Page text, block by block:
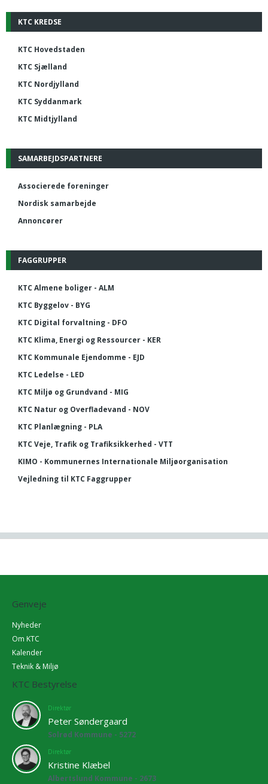
KTC KREDSE
KTC Hovedstaden
KTC Sjælland
KTC Nordjylland
KTC Syddanmark
KTC Midtjylland
SAMARBEJDSPARTNERE
Associerede foreninger
Nordisk samarbejde
Annoncører
FAGGRUPPER
KTC Almene boliger - ALM
KTC Byggelov - BYG
KTC Digital forvaltning - DFO
KTC Klima, Energi og Ressourcer - KER
KTC Kommunale Ejendomme - EJD
KTC Ledelse - LED
KTC Miljø og Grundvand - MIG
KTC Natur og Overfladevand - NOV
KTC Planlægning - PLA
KTC Veje, Trafik og Trafiksikkerhed - VTT
KIMO - Kommunernes Internationale Miljøorganisation
Vejledning til KTC Faggrupper
Genveje
Nyheder
Om KTC
Kalender
Teknik & Miljø
KTC Bestyrelse
Direktør
Peter Søndergaard
Solrød Kommune - 5272
Direktør
Kristine Klæbel
Albertslund Kommune - 2673